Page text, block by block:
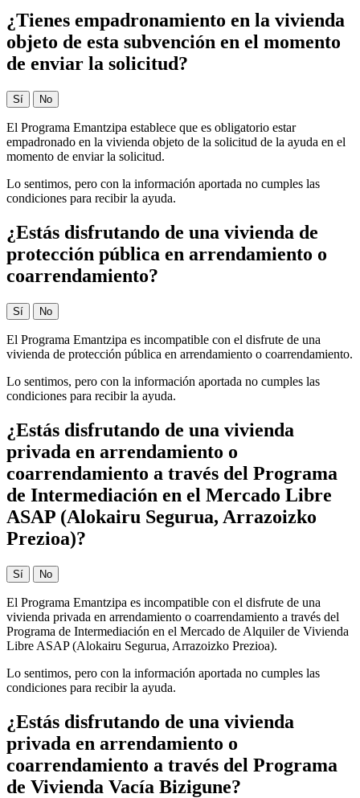
¿Tienes empadronamiento en la vivienda
objeto de esta subvención en el momento
de enviar la solicitud?
Sí No
El Programa Emantzipa establece que es obligatorio estar
empadronado en la vivienda objeto de la solicitud de la ayuda en el
momento de enviar la solicitud.
Lo sentimos, pero con la información aportada no cumples las
condiciones para recibir la ayuda.
¿Estás disfrutando de una vivienda de
protección pública en arrendamiento o
coarrendamiento?
Sí No
El Programa Emantzipa es incompatible con el disfrute de una
vivienda de protección pública en arrendamiento o coarrendamiento.
Lo sentimos, pero con la información aportada no cumples las
condiciones para recibir la ayuda.
¿Estás disfrutando de una vivienda
privada en arrendamiento o
coarrendamiento a través del Programa
de Intermediación en el Mercado Libre
ASAP (Alokairu Segurua, Arrazoizko
Prezioa)?
Sí No
El Programa Emantzipa es incompatible con el disfrute de una
vivienda privada en arrendamiento o coarrendamiento a través del
Programa de Intermediación en el Mercado de Alquiler de Vivienda
Libre ASAP (Alokairu Segurua, Arrazoizko Prezioa).
Lo sentimos, pero con la información aportada no cumples las
condiciones para recibir la ayuda.
¿Estás disfrutando de una vivienda
privada en arrendamiento o
coarrendamiento a través del Programa
de Vivienda Vacía Bizigune?